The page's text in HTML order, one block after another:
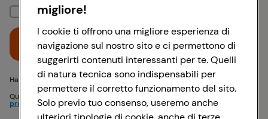
Mantieni la sessione attiva
Hai problemi di accesso? {{recover-pwd}} o {{recover-email}}
Questo sito è protetto da reCAPTCHA e si applicano
privacy eTermini di servizioGoogle
Accedi
migliore!
I cookie ti offrono una migliore esperienza di
navigazione sul nostro sito e ci permettono di
suggerirti contenuti interessanti per te. Quelli
di natura tecnica sono indispensabili per
permettere il corretto funzionamento del sito.
Solo previo tuo consenso, useremo anche